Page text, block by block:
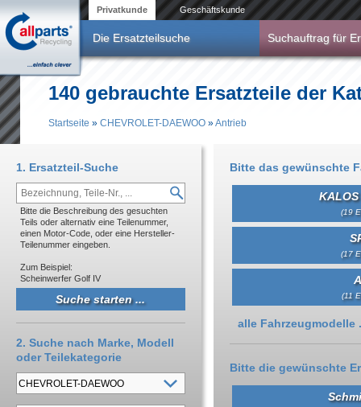
Privatkunde Geschäftskunde
Die Ersatzteilsuche Suchauftrag für
140 gebrauchte Ersatzteile der
Startseite » CHEVROLET-DAEWOO »Antrieb
Bitte das gewünschte
(19
(17
(11
Anzeigen
alle Fahrzeugmodelle
Bitte die gewünschte
1. Ersatzteil-Suche
Bitte die Beschreibung des gesuchten
Teils oder alternativ eine Teilenummer,
einen Motor-Code, oder eine Hersteller-
Teilenummer eingeben.
Zum Beispiel:
Scheinwerfer Golf IV
2. Suche nach Marke, Modell
oder Teilekategorie